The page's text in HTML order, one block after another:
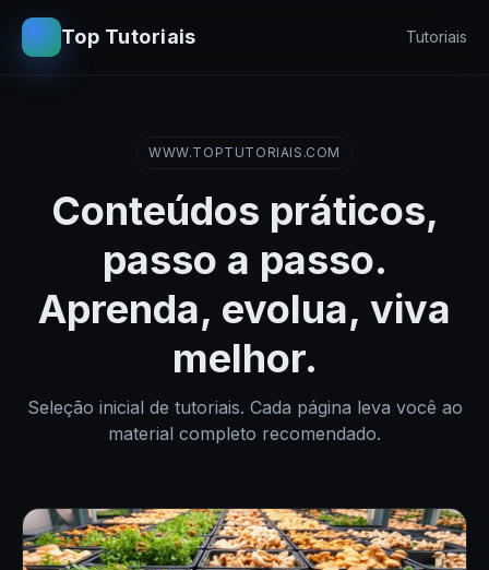
Top Tutoriais Tutoriais
WWW.TOPTUTORIAIS.COM
Conteúdos práticos,
passo a passo.
Aprenda, evolua, viva
melhor.
Seleção inicial de tutoriais. Cada página leva você ao
material completo recomendado.